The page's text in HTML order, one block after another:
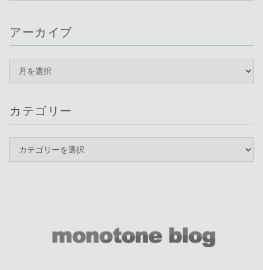
アーカイブ
カテゴリー